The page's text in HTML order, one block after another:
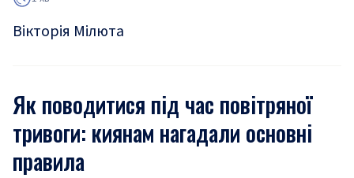
Вікторія Мілюта
Як поводитися під час повітряної
тривоги: киянам нагадали основні
правила